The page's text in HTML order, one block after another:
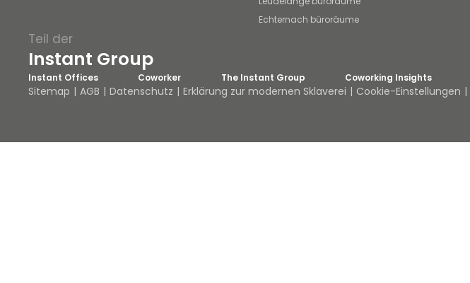
Echternach büroräume
Instant Offices Coworker The Instant Group Coworking Insights
Teil der
Instant Group
Sitemap AGB Datenschutz Erklärung zur modernen Sklaverei Cookie-Einstellungen